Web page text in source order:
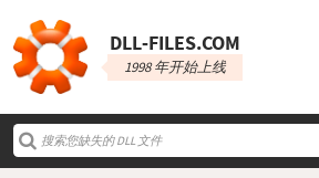
DLL‑FILES.COM
1998 年开始上线